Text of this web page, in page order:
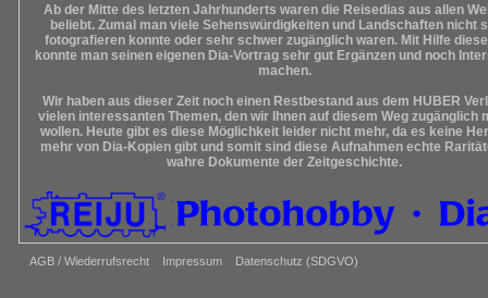
AGB / Wiederrufsrecht Impressum Datenschutz (SDGVO)
Ab der Mitte des letzten Jahrhunderts waren die Reisedias aus allen
beliebt. Zumal man viele Sehenswürdigkeiten und Landschaften nicht
fotografieren konnte oder sehr schwer zugänglich waren. Mit Hilfe
konnte man seinen eigenen Dia-Vortrag sehr gut Ergänzen und noch
machen.
Wir haben aus dieser Zeit noch einen Restbestand aus dem HUBER
vielen interessanten Themen, den wir Ihnen auf diesem Weg zugänglich
wollen. Heute gibt es diese Möglichkeit leider nicht mehr, da es keine
mehr von Dia-Kopien gibt und somit sind diese Aufnahmen echte
wahre Dokumente der Zeitgeschichte.